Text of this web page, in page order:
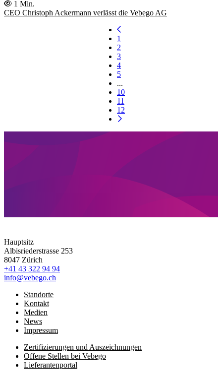
1 Min.
CEO Christoph Ackermann verlässt die Vebego AG
1
2
3
4
5
...
10
11
12
Hauptsitz
Albisriederstrasse 253
8047 Zürich
+41 43 322 94 94
info@vebego.ch
Standorte
Kontakt
Medien
News
Impressum
Zertifizierungen und Auszeichnungen
Offene Stellen bei Vebego
Lieferantenportal